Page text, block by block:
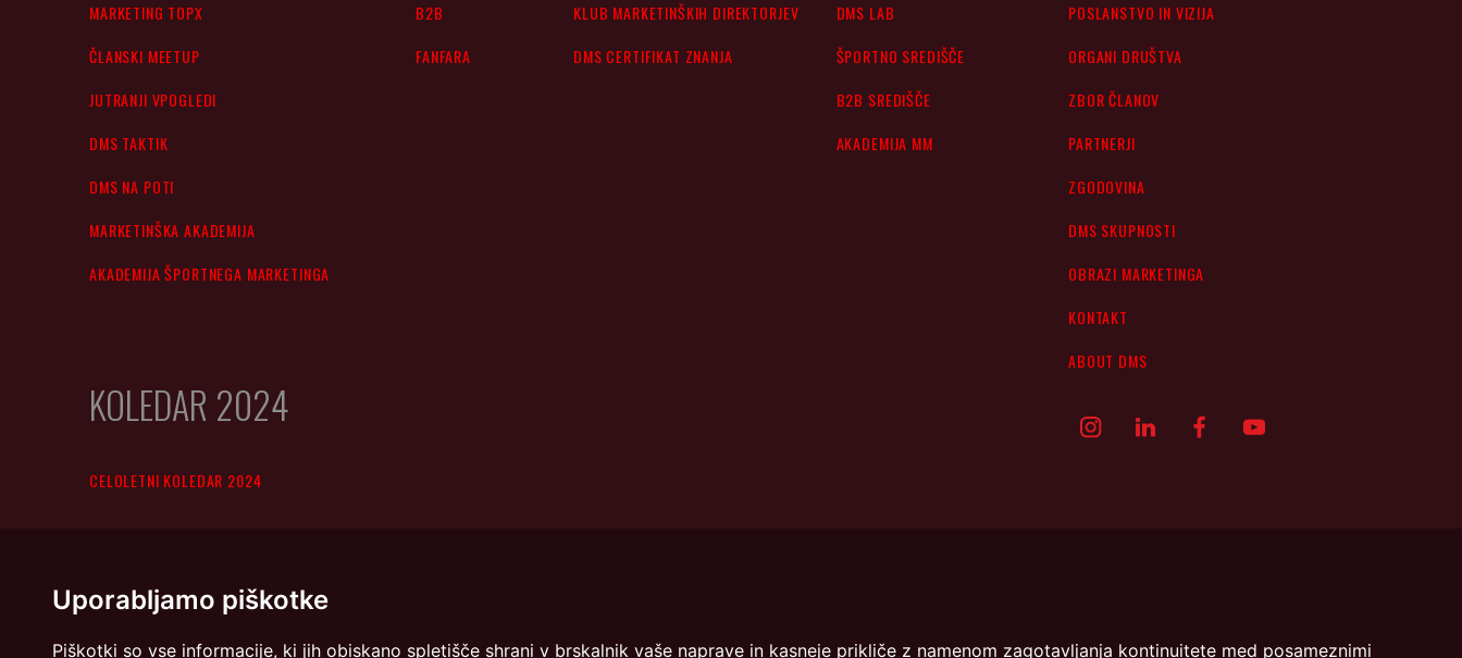
Uporabljamo piškotke
Piškotki so vse informacije, ki jih obiskano spletišče shrani v brskalnik vaše naprave in kasneje prikliče z namenom zagotavljanja kontinuitete med posameznimi
MARKETING TOPX
ČLANSKI MEETUP
JUTRANJI VPOGLEDI
DMS TAKTIK
DMS NA POTI
MARKETINŠKA AKADEMIJA
AKADEMIJA ŠPORTNEGA MARKETINGA
KOLEDAR 2024
CELOLETNI KOLEDAR 2024
B2B
FANFARA
KLUB MARKETINŠKIH DIREKTORJEV
DMS CERTIFIKAT ZNANJA
DMS LAB
ŠPORTNO SREDIŠČE
B2B SREDIŠČE
AKADEMIJA MM
POSLANSTVO IN VIZIJA
ORGANI DRUŠTVA
ZBOR ČLANOV
PARTNERJI
ZGODOVINA
DMS SKUPNOSTI
OBRAZI MARKETINGA
KONTAKT
ABOUT DMS